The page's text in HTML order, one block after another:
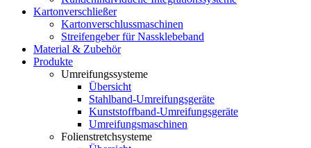
Kartonverschließer
Kartonverschlussmaschinen
Streifengeber für Nassklebeband
Material & Zubehör
Produkte
Umreifungssysteme
Übersicht
Stahlband-Umreifungsgeräte
Kunststoffband-Umreifungsgeräte
Umreifungsmaschinen
Folienstretchsysteme